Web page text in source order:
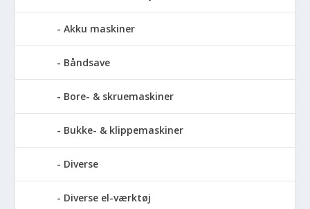
Akku maskiner
Båndsave
Bore- & skruemaskiner
Bukke- & klippemaskiner
Diverse
Diverse el-værktøj